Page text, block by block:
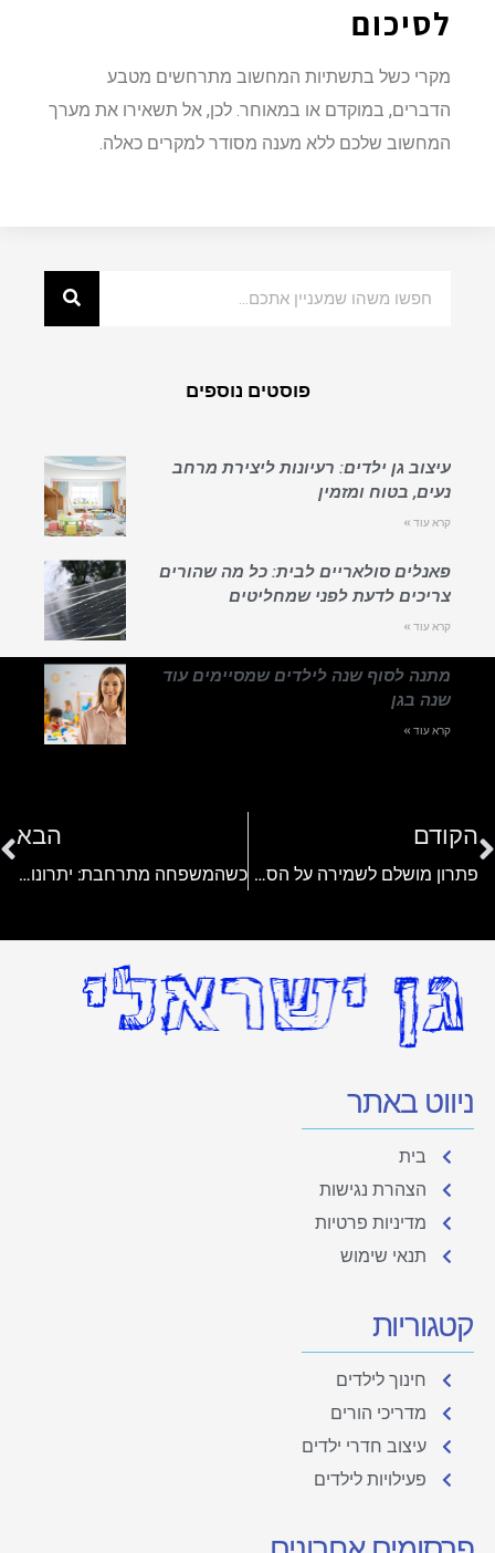
לסיכום
מקרי כשל בתשתיות המחשוב מתרחשים מטבע
הדברים, במוקדם או במאוחר. לכן, אל תשאירו את מערך
המחשוב שלכם ללא מענה מסודר למקרים כאלה.
פוסטים נוספים
עיצוב גן ילדים: רעיונות ליצירת מרחב
נעים, בטוח ומזמין
קרא עוד »
פאנלים סולאריים לבית: כל מה שהורים
צריכים לדעת לפני שמחליטים
קרא עוד »
מתנה לסוף שנה לילדים שמסיימים עוד
שנה בגן
קרא עוד »
הקודם
פתרון מושלם לשמירה על הסלון: למה כיסויים לספות הם מוצר אידיאלי לבית עם ילדים קטנים?
הבא
כשהמשפחה מתרחבת: יתרונות וחסרונות של לידה טבעית
ניווט באתר
בית
הצהרת נגישות
מדיניות פרטיות
תנאי שימוש
קטגוריות
חינוך לילדים
מדריכי הורים
עיצוב חדרי ילדים
פעילויות לילדים